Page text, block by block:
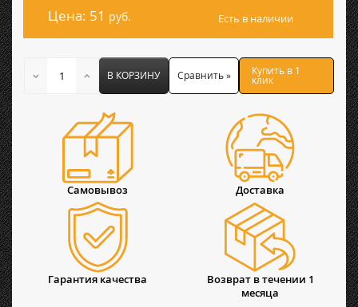
Цена: 51 руб. Есть в наличии
В КОРЗИНУ Сравнить » Купить в 1
клик
Самовывоз Доставка
Гарантия качества
Возврат в течении 1
месяца